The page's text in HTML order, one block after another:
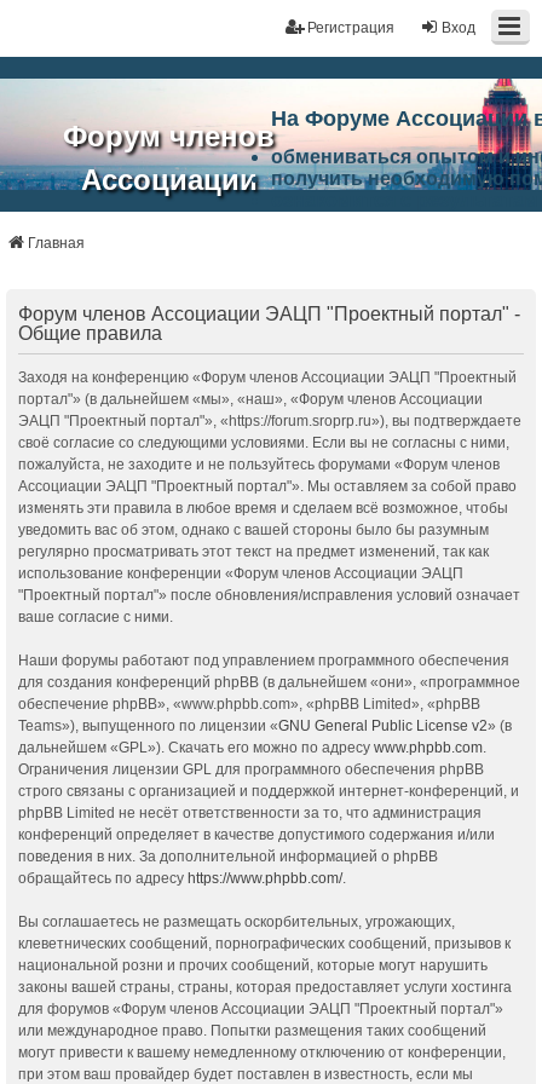
Вход
Регистрация
Форум членов
Ассоциации
портал"
На Форуме Ассоциации
обмениваться опытом и
получить необходимую
работа Форума
Ассоциации и успехам в
Ассоциации.
Главная
Форум членов Ассоциации ЭАЦП "Проектный портал" -
Общие правила
Заходя на конференцию «Форум членов Ассоциации ЭАЦП "Проектный
портал"» (в дальнейшем «мы», «наш», «Форум членов Ассоциации
ЭАЦП "Проектный портал"», «https://forum.sroprp.ru»), вы подтверждаете
своё согласие со следующими условиями. Если вы не согласны с ними,
пожалуйста, не заходите и не пользуйтесь форумами «Форум членов
Ассоциации ЭАЦП "Проектный портал"». Мы оставляем за собой право
изменять эти правила в любое время и сделаем всё возможное, чтобы
уведомить вас об этом, однако с вашей стороны было бы разумным
регулярно просматривать этот текст на предмет изменений, так как
использование конференции «Форум членов Ассоциации ЭАЦП
"Проектный портал"» после обновления/исправления условий означает
ваше согласие с ними.
Наши форумы работают под управлением программного обеспечения
для создания конференций phpBB (в дальнейшем «они», «программное
обеспечение phpBB», «www.phpbb.com», «phpBB Limited», «phpBB
Teams»), выпущенного по лицензии «GNU General Public License v2» (в
дальнейшем «GPL»). Скачать его можно по адресу www.phpbb.com
Ограничения лицензии GPL для программного обеспечения phpBB
строго связаны с организацией и поддержкой интернет-конференций, и
phpBB Limited не несёт ответственности за то, что администрация
конференций определяет в качестве допустимого содержания и/или
поведения в них. За дополнительной информацией о phpBB
обращайтесь по адресу https://www.phpbb.com/.
Вы соглашаетесь не размещать оскорбительных, угрожающих,
клеветнических сообщений, порнографических сообщений, призывов к
национальной розни и прочих сообщений, которые могут нарушить
законы вашей страны, страны, которая предоставляет услуги хостинга
для форумов «Форум членов Ассоциации ЭАЦП "Проектный портал"»
или международное право. Попытки размещения таких сообщений
могут привести к вашему немедленному отключению от конференции,
при этом ваш провайдер будет поставлен в известность, если мы